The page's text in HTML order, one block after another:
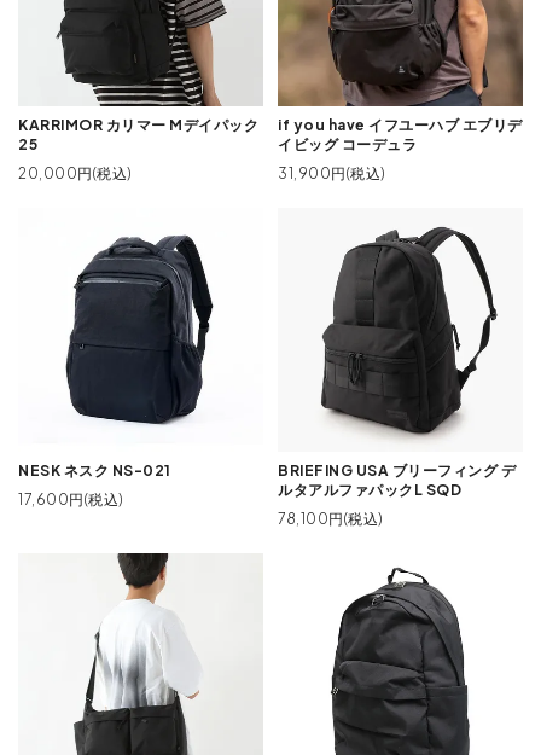
KARRIMOR カリマー Mデイパック
25
20,000円(税込)
if you have イフユーハブ エブリデ
イビッグ コーデュラ
31,900円(税込)
NESK ネスク NS-021
17,600円(税込)
BRIEFING USA ブリーフィング デ
ルタアルファパックL SQD
78,100円(税込)